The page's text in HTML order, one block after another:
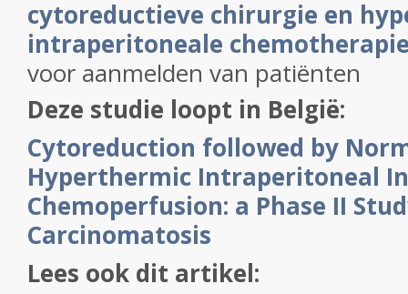
cytoreductieve chirurgie en
intraperitoneale
voor aanmelden van patiënten
Deze studie loopt in België:
Cytoreduction followed by
Hyperthermic Intraperitoneal
Chemoperfusion: a Phase II
Carcinomatosis
Lees ook dit artikel: